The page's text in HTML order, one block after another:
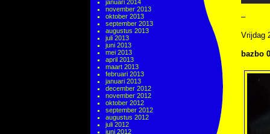
januari 2014
november 2013
oktober 2013
september 2013
augustus 2013
juli 2013
juni 2013
mei 2013
april 2013
maart 2013
februari 2013
januari 2013
december 2012
november 2012
oktober 2012
september 2012
augustus 2012
juli 2012
juni 2012
–
Vrijdag
bazbo